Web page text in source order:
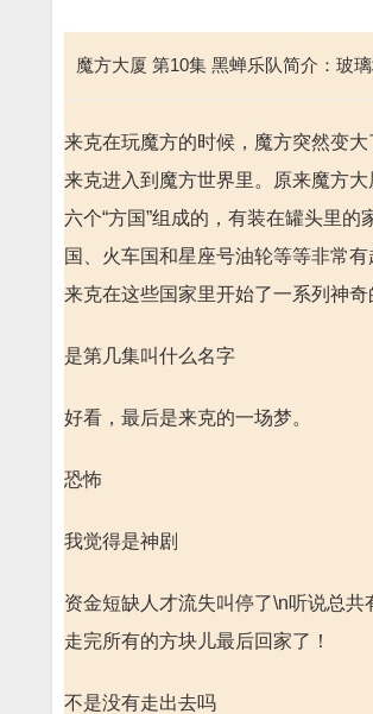
魔方大厦 第10集 黑蝉乐队简介：玻
来克在玩魔方的时候，魔方突然变大
来克进入到魔方世界里。原来魔方
六个“方国”组成的，有装在罐头里的
国、火车国和星座号油轮等等非常有
来克在这些国家里开始了一系列神奇
是第几集叫什么名字
好看，最后是来克的一场梦。
恐怖
我觉得是神剧
资金短缺人才流失叫停了\n听说总共
走完所有的方块儿最后回家了！
不是没有走出去吗